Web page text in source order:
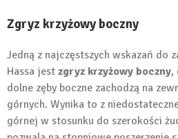
Zgryz krzyżowy boczny
Jedną z najczęstszych wskazań do
Hassa jest zgryz krzyżowy boczny,
dolne zęby boczne zachodzą na
górnych. Wynika to z
górnej w stosunku do szerokości